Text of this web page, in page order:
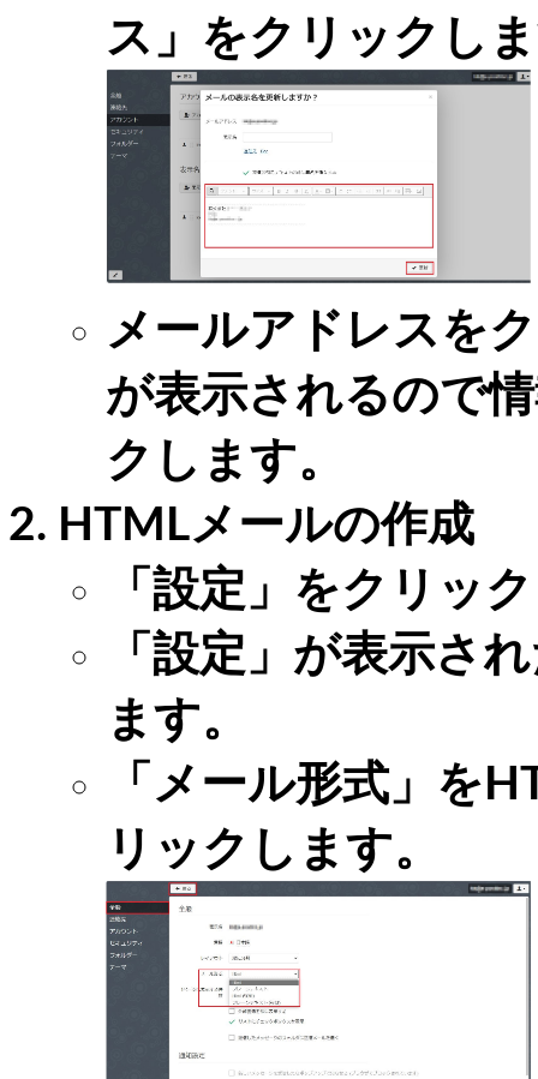
ス」をクリックし
メールアドレスを
が表示されるので
クします。
HTMLメールの作成
「設定」をクリッ
「設定」が表示さ
ます。
「メール形式」を
リックします。